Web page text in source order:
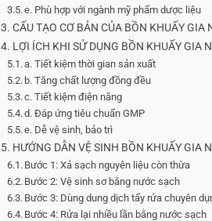
e. Phù hợp với ngành mỹ phẩm dược liệu
3. CẤU TẠO CƠ BẢN CỦA BỒN KHUẤY GIA
4. LỢI ÍCH KHI SỬ DỤNG BỒN KHUẤY GIA
a. Tiết kiệm thời gian sản xuất
b. Tăng chất lượng đồng đều
c. Tiết kiệm điện năng
d. Đáp ứng tiêu chuẩn GMP
e. Dễ vệ sinh, bảo trì
5. HƯỚNG DẪN VỆ SINH BỒN KHUẤY GIA
Bước 1: Xả sạch nguyên liệu còn thừa
Bước 2: Vệ sinh sơ bằng nước sạch
Bước 3: Dùng dung dịch tẩy rửa chuyên
Bước 4: Rửa lại nhiều lần bằng nước sạch